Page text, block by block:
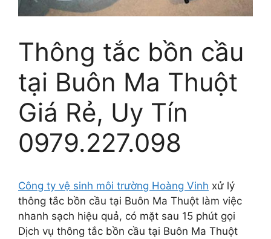
Thông tắc bồn cầu
tại Buôn Ma Thuột
Giá Rẻ, Uy Tín
0979.227.098
Công ty vệ sinh môi trường Hoàng Vinh xử lý
thông tắc bồn cầu tại Buôn Ma Thuột làm việc
nhanh sạch hiệu quả, có mặt sau 15 phút gọi
Dịch vụ thông tắc bồn cầu tại Buôn Ma Thuột